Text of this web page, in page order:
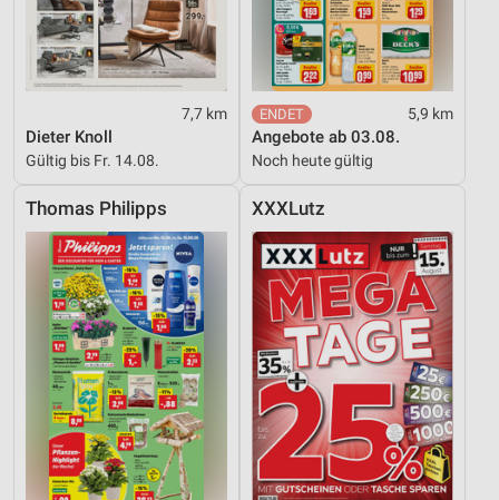
7,7 km
Dieter Knoll
Gültig bis Fr. 14.08.
5,9 km
Angebote ab 03.08.
Noch heute gültig
Thomas Philipps XXXLutz